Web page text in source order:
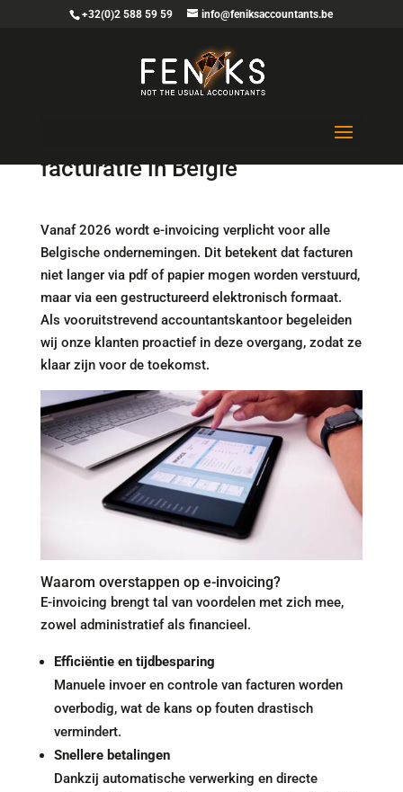
+32(0)2 588 59 59 info@feniksaccountants.be
E-invoicing: De toekomst van
facturatie in België
Vanaf 2026 wordt e-invoicing verplicht voor alle
Belgische ondernemingen. Dit betekent dat facturen
niet langer via pdf of papier mogen worden verstuurd,
maar via een gestructureerd elektronisch formaat.
Als vooruitstrevend accountantskantoor begeleiden
wij onze klanten proactief in deze overgang, zodat ze
klaar zijn voor de toekomst.
Waarom overstappen op e-invoicing?
E-invoicing brengt tal van voordelen met zich mee,
zowel administratief als financieel.
Efficiëntie en tijdbesparing
Manuele invoer en controle van facturen worden
overbodig, wat de kans op fouten drastisch
vermindert.
Snellere betalingen
Dankzij automatische verwerking en directe